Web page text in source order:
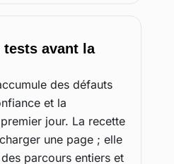
tests avant la
des défauts
et la
jour. La recette
une page ; elle
parcours entiers et